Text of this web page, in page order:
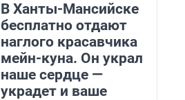
В Ханты-Мансийске
бесплатно отдают
наглого красавчика
мейн-куна. Он украл
наше сердце —
украдет и ваше